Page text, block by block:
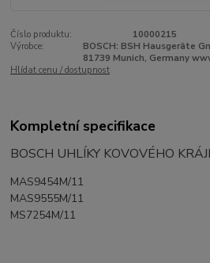
Číslo produktu:
10000215
Výrobce:
BOSCH: BSH Hausgeräte
81739 Munich, Germany
Hlídat cenu / dostupnost
Kompletní specifikace
BOSCH UHLÍKY KOVOVÉHO
MAS9454M/11
MAS9555M/11
MS7254M/11